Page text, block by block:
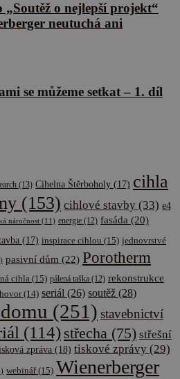
„Soutěž o nejlepší projekt“
neutuchá ani
se můžeme setkat – 1. díl
(13) Cihelna Štěrboholy (17) cihla
(153) cihlové stavby (33) e4
náročnost (11) energie (12) fasáda (20)
(17) inspirace cihlou (15) jednovrstvé
pasivní dům (22) Porotherm
cihla (15) pálená taška (12) rekonstrukce
(14) seriál (26) soutěž (28)
(251) stavebnictví
(114) střecha (75) střešní
zpráva (18) tiskové zprávy (29)
webinář(15) Wienerberger